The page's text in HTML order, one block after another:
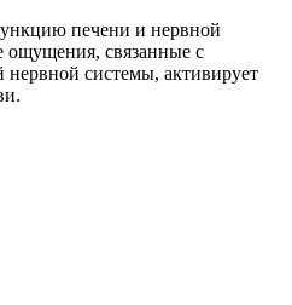
печени и нервной
ощущения, связанные с
системы, активирует